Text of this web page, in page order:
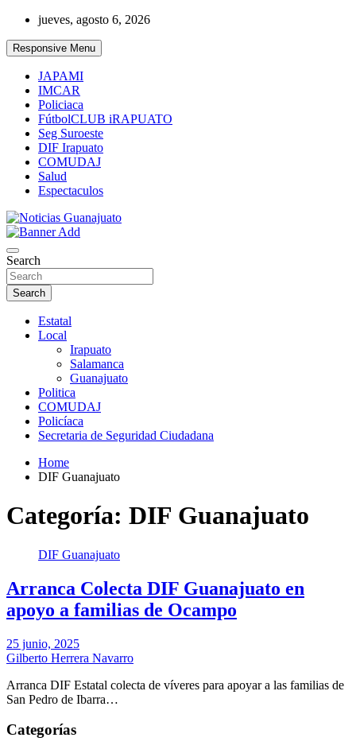
Skip
content
jueves, agosto 6, 2026
Responsive Menu
JAPAMI
IMCAR
Policiaca
FútbolCLUB iRAPUATO
Seg Suroeste
DIF Irapuato
COMUDAJ
Salud
Espectaculos
Noticias Guanajuato
Search
Search
Estatal
Local
Irapuato
Salamanca
Guanajuato
Politica
COMUDAJ
Policíaca
Secretaria de Seguridad Ciudadana
Home
DIF Guanajuato
Categoría: DIF Guanajuato
DIF Guanajuato
Arranca Colecta DIF Guanajuato en
apoyo a familias de Ocampo
25 junio, 2025
Gilberto Herrera Navarro
Arranca DIF Estatal colecta de víveres para apoyar a las familias de
San Pedro de Ibarra…
Categorías